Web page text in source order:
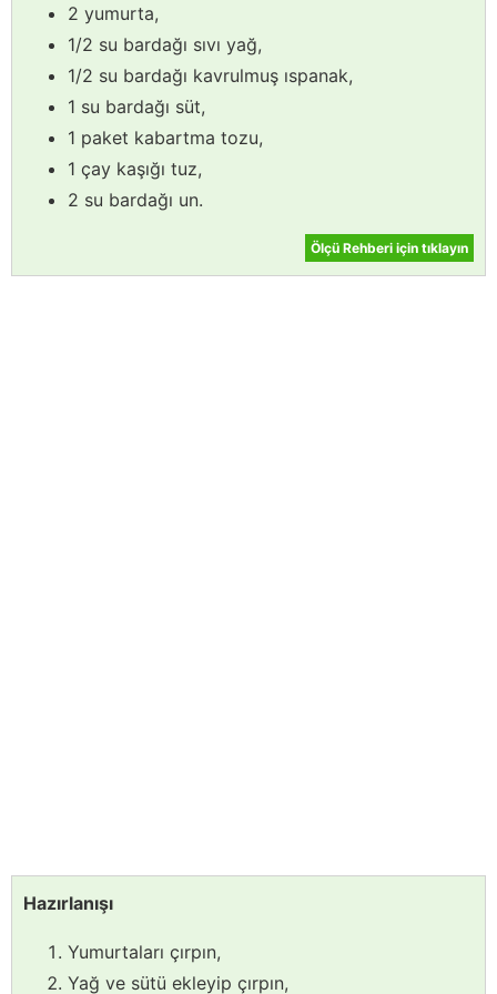
2 yumurta,
1/2 su bardağı sıvı yağ,
1/2 su bardağı kavrulmuş ıspanak,
1 su bardağı süt,
1 paket kabartma tozu,
1 çay kaşığı tuz,
2 su bardağı un.
Ölçü Rehberi için tıklayın
Hazırlanışı
Yumurtaları çırpın,
Yağ ve sütü ekleyip çırpın,